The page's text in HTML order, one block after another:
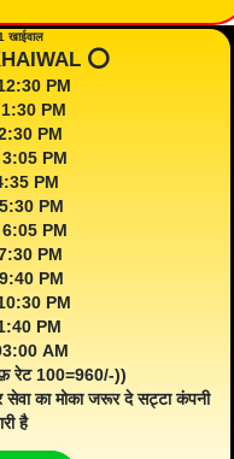
खाईवाल
⭕️
12:30 PM
1:30 PM
PM
3:05 PM
PM
PM
6:05 PM
PM
9:40 PM
PM
PM
AM
रेट 100=960/-))
का मोका जरूर दे सट्टा कंपनी
है